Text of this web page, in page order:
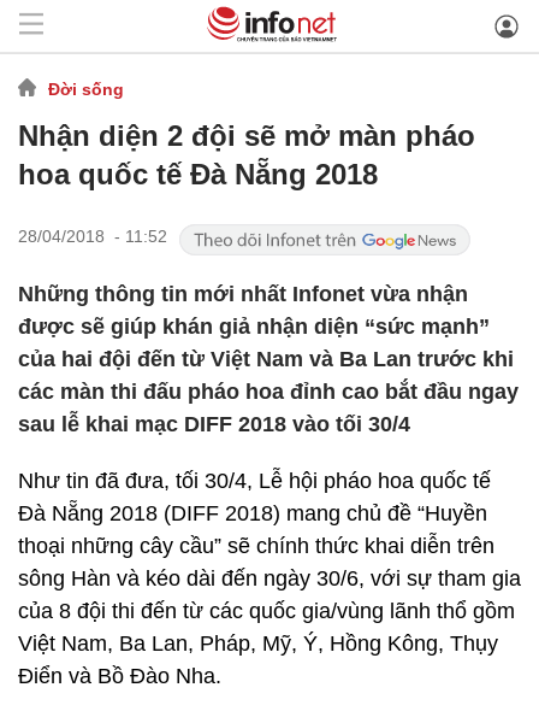
Đời sống
Nhận diện 2 đội sẽ mở màn pháo
hoa quốc tế Đà Nẵng 2018
28/04/2018 - 11:52
Những thông tin mới nhất Infonet vừa nhận
được sẽ giúp khán giả nhận diện “sức mạnh”
của hai đội đến từ Việt Nam và Ba Lan trước khi
các màn thi đấu pháo hoa đỉnh cao bắt đầu ngay
sau lễ khai mạc DIFF 2018 vào tối 30/4
Như tin đã đưa, tối 30/4, Lễ hội pháo hoa quốc tế
Đà Nẵng 2018 (DIFF 2018) mang chủ đề “Huyền
thoại những cây cầu” sẽ chính thức khai diễn trên
sông Hàn và kéo dài đến ngày 30/6, với sự tham gia
của 8 đội thi đến từ các quốc gia/vùng lãnh thổ gồm
Việt Nam, Ba Lan, Pháp, Mỹ, Ý, Hồng Kông, Thụy
Điển và Bồ Đào Nha.